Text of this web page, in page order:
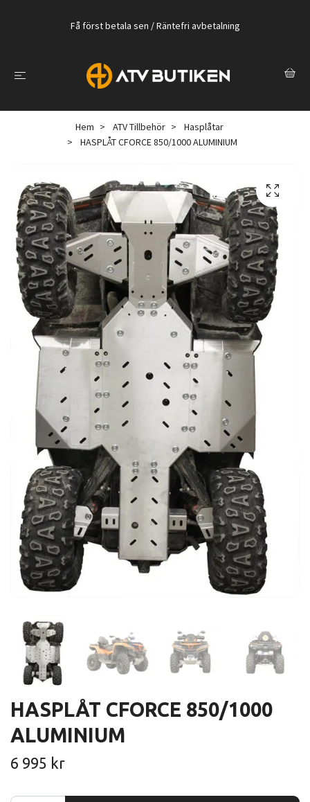
Få först betala sen / Räntefri avbetalning
Hem ATV Tillbehör
Hasplåtar
HASPLÅT CFORCE 850/1000 ALUMINIUM
HASPLÅT CFORCE 850/1000
ALUMINIUM
6 995 kr